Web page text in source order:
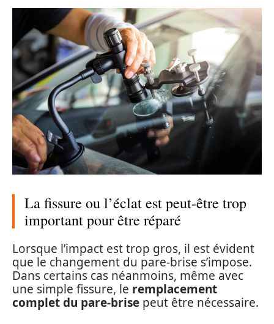
La fissure ou l’éclat est peut-être trop
important pour être réparé
Lorsque l’impact est trop gros, il est évident
que le changement du pare-brise s’impose.
Dans certains cas néanmoins, même avec
une simple fissure, le remplacement
complet du pare-brise peut être nécessaire.